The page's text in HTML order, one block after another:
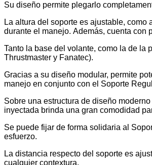
Su diseño permite plegarlo
La altura del soporte es ajustable,
durante el manejo. Además, cuenta con
Tanto la base del volante, como la de
Thrustmaster y Fanatec).
Gracias a su diseño modular, permite
manejo en conjunto con el Soporte
Sobre una estructura de diseño
inyectada brinda una gran comodidad
Se puede fijar de forma solidaria al
esfuerzo.
La distancia respecto del soporte es
cualquier contextura.